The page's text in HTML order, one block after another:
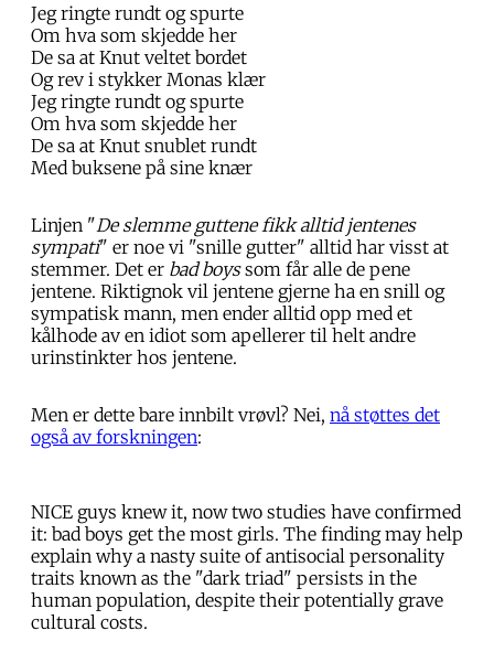
Jeg ringte rundt og spurte
Om hva som skjedde her
De sa at Knut veltet bordet
Og rev i stykker Monas klær
Jeg ringte rundt og spurte
Om hva som skjedde her
De sa at Knut snublet rundt
Med buksene på sine knær
Linjen "De slemme guttene fikk alltid jentenes
sympati" er noe vi "snille gutter" alltid har visst at
stemmer. Det er bad boyssom får alle de pene
jentene. Riktignok vil jentene gjerne ha en snill og
sympatisk mann, men ender alltid opp med et
kålhode av en idiot som apellerer til helt andre
urinstinkter hos jentene.
Men er dette bare innbilt vrøvl? Nei, nå støttes det
også av forskningen:
NICE guys knew it, now two studies have confirmed
it: bad boys get the most girls. The finding may help
explain why a nasty suite of antisocial personality
traits known as the "dark triad" persists in the
human population, despite their potentially grave
cultural costs.